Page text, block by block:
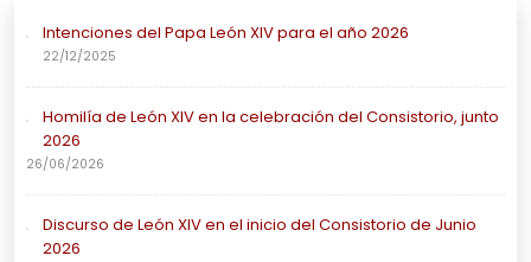
Intenciones del Papa León XIV para el año 2026
22/12/2025
Homilía de León XIV en la celebración del Consistorio, junto
2026
26/06/2026
Discurso de León XIV en el inicio del Consistorio de Junio
2026